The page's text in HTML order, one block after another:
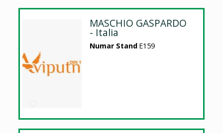
MASCHIO GASPARDO
- Italia
Numar Stand E159